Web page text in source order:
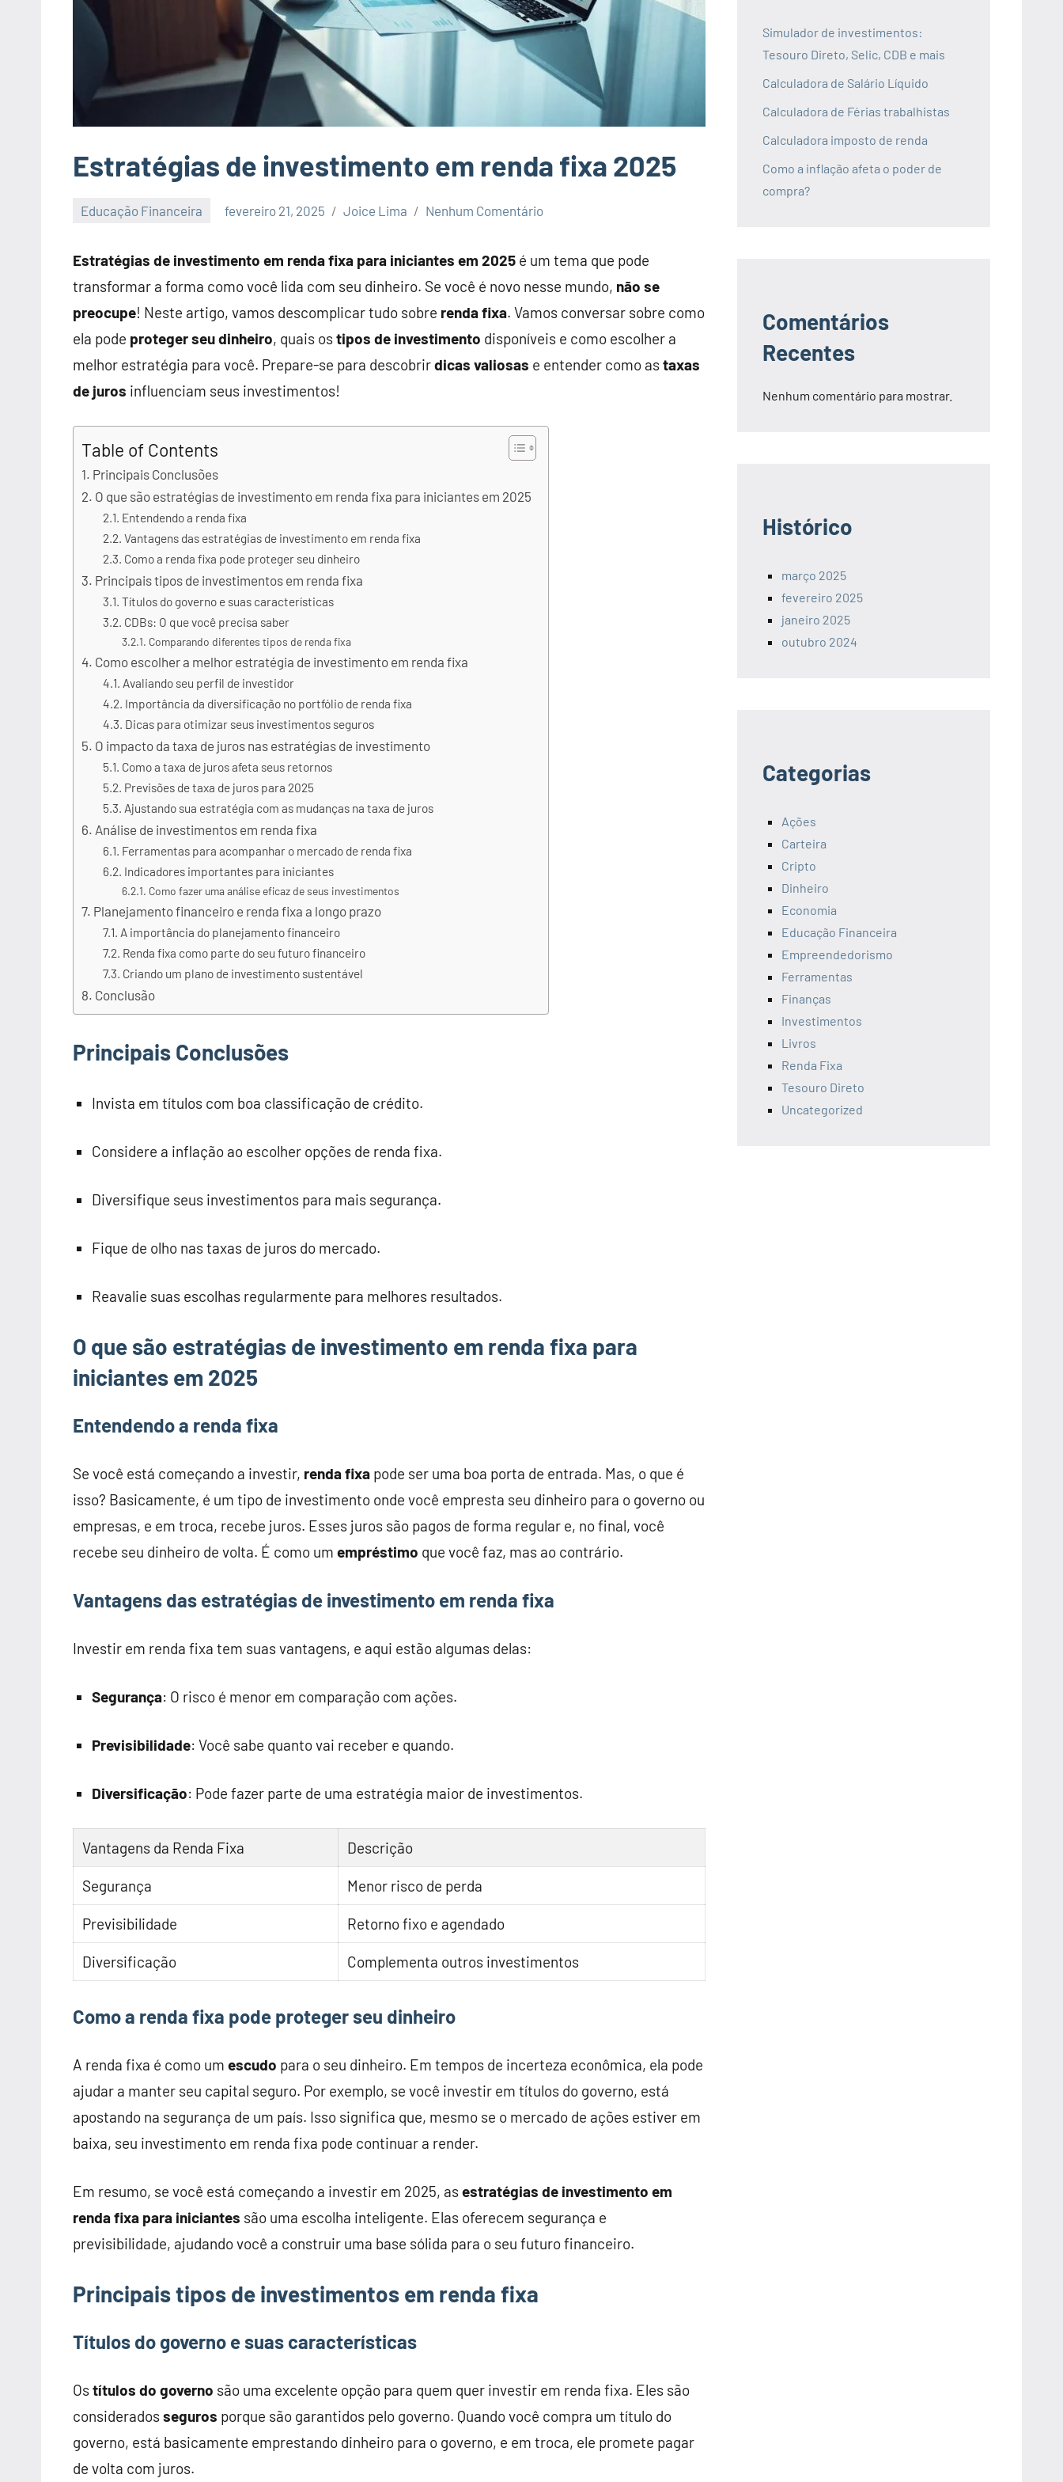
artigos
economia,
e
Estratégias de investimento em renda fixa 2025
Educação Financeira fevereiro 21, 2025 Joice Lima Nenhum Comentário
Estratégias de investimento em renda fixa para iniciantes em 2025 é um tema que pode
transformar a forma como você lida com seu dinheiro. Se você é novo nesse mundo, não se
preocupe! Neste artigo, vamos descomplicar tudo sobre renda fixa. Vamos conversar sobre como
ela pode proteger seu dinheiro, quais ostipos de investimento disponíveis e como escolher a
melhor estratégia para você. Prepare-se para descobrirdicas valiosas e entender como astaxas
de juros influenciam seus investimentos!
Table of Contents
Principais Conclusões
O que são estratégias de investimento em renda fixa para iniciantes em 2025
Entendendo a renda fixa
Vantagens das estratégias de investimento em renda fixa
Como a renda fixa pode proteger seu dinheiro
Principais tipos de investimentos em renda fixa
Títulos do governo e suas características
CDBs: O que você precisa saber
Comparando diferentes tipos de renda fixa
Como escolher a melhor estratégia de investimento em renda fixa
Avaliando seu perfil de investidor
Importância da diversificação no portfólio de renda fixa
Dicas para otimizar seus investimentos seguros
O impacto da taxa de juros nas estratégias de investimento
Como a taxa de juros afeta seus retornos
Previsões de taxa de juros para 2025
Ajustando sua estratégia com as mudanças na taxa de juros
Análise de investimentos em renda fixa
Ferramentas para acompanhar o mercado de renda fixa
Indicadores importantes para iniciantes
Como fazer uma análise eficaz de seus investimentos
Planejamento financeiro e renda fixa a longo prazo
A importância do planejamento financeiro
Renda fixa como parte do seu futuro financeiro
Criando um plano de investimento sustentável
Conclusão
Principais Conclusões
Invista em títulos com boa classificação de crédito.
Considere a inflação ao escolher opções de renda fixa.
Diversifique seus investimentos para mais segurança.
Fique de olho nas taxas de juros do mercado.
Reavalie suas escolhas regularmente para melhores resultados.
O que são estratégias de investimento em renda fixa para
iniciantes em 2025
Entendendo a renda fixa
Se você está começando a investir, renda fixa pode ser uma boa porta de entrada. Mas, o que é
isso? Basicamente, é um tipo de investimento onde você empresta seu dinheiro para o governo ou
empresas, e em troca, recebe juros. Esses juros são pagos de forma regular e, no final, você
recebe seu dinheiro de volta. É como um empréstimo que você faz, mas ao contrário.
Vantagens das estratégias de investimento em renda fixa
Investir em renda fixa tem suas vantagens, e aqui estão algumas delas:
Segurança: O risco é menor em comparação com ações.
Previsibilidade: Você sabe quanto vai receber e quando.
Diversificação: Pode fazer parte de uma estratégia maior de investimentos.
Vantagens da Renda Fixa Descrição
Segurança Menor risco de perda
Previsibilidade Retorno fixo e agendado
Diversificação Complementa outros investimentos
Como a renda fixa pode proteger seu dinheiro
A renda fixa é como um escudo para o seu dinheiro. Em tempos de incerteza econômica, ela pode
ajudar a manter seu capital seguro. Por exemplo, se você investir em títulos do governo, está
apostando na segurança de um país. Isso significa que, mesmo se o mercado de ações estiver em
baixa, seu investimento em renda fixa pode continuar a render.
Em resumo, se você está começando a investir em 2025, asestratégias de investimento em
renda fixa para iniciantes são uma escolha inteligente. Elas oferecem segurança e
previsibilidade, ajudando você a construir uma base sólida para o seu futuro financeiro.
Principais tipos de investimentos em renda fixa
Títulos do governo e suas características
Ostítulos do governo são uma excelente opção para quem quer investir em renda fixa. Eles são
consideradosseguros porque são garantidos pelo governo. Quando você compra um título do
governo, está basicamente emprestando dinheiro para o governo, e em troca, ele promete pagar
de volta com juros.
Simulador de investimentos:
Tesouro Direto, Selic, CDB e mais
Calculadora de Salário Líquido
Calculadora de Férias trabalhistas
Calculadora imposto de renda
Como a inflação afeta o poder de
compra?
Comentários
Recentes
Nenhum comentário para mostrar.
Histórico
março 2025
fevereiro 2025
janeiro 2025
outubro 2024
Categorias
Ações
Carteira
Cripto
Dinheiro
Economia
Educação Financeira
Empreendedorismo
Ferramentas
Finanças
Investimentos
Livros
Renda Fixa
Tesouro Direto
Uncategorized